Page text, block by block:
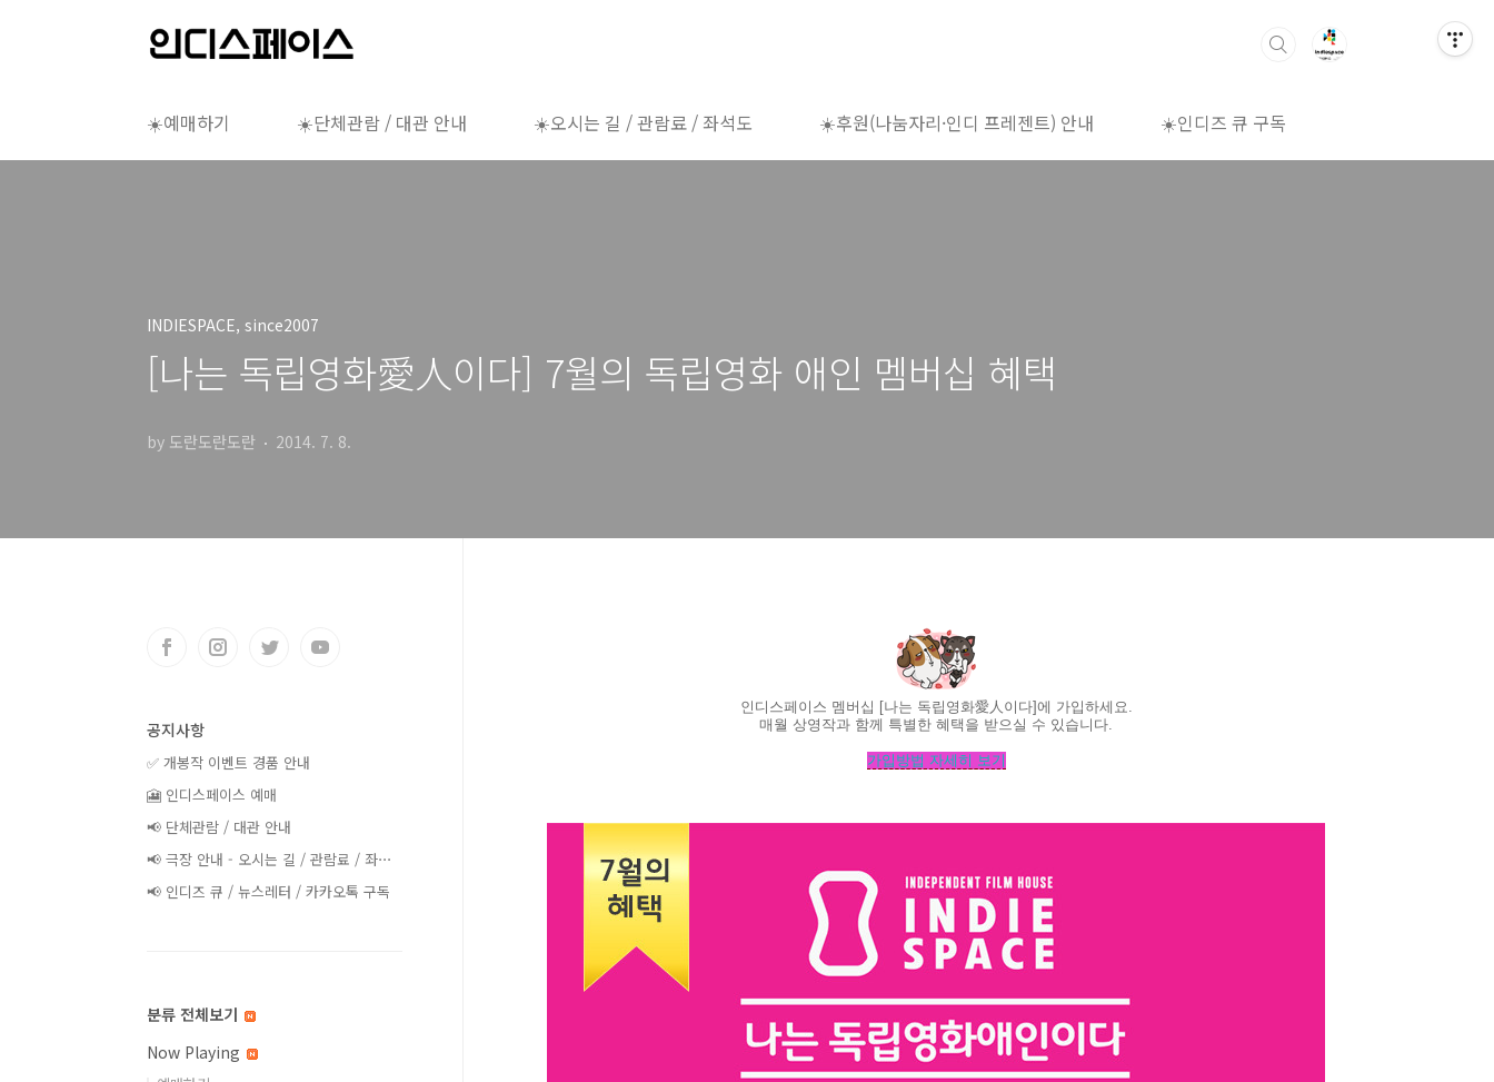
☀️예매하기 ☀️단체관람 / 대관 안내 ☀️오시는 길 / 관람료 / 좌석도 ☀️후원(나눔자리·인디 프레젠트) 안내 ☀️인디즈 큐 구독
INDIESPACE, since2007
[나는 독립영화愛人이다] 7월의 독립영화 애인 멤버십 혜택
by 도란도란도란 2014. 7. 8.
인디스페이스 멤버십 [나는 독립영화愛人이다]에 가입하세요.
매월 상영작과 함께 특별한 혜택을 받으실 수 있습니다.
가입방법 자세히 보기
공지사항
✅ 개봉작 이벤트 경품 안내
🎦 인디스페이스 예매
📢 단체관람 / 대관 안내
📢 극장 안내 - 오시는 길 / 관람료 / 좌⋯
📢 인디즈 큐 / 뉴스레터 / 카카오톡 구독
분류 전체보기
Now Playing